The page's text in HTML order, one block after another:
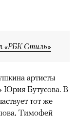
«РБК Стиль»
артисты
Юрия Бутусова. В
тот же
Тимофей